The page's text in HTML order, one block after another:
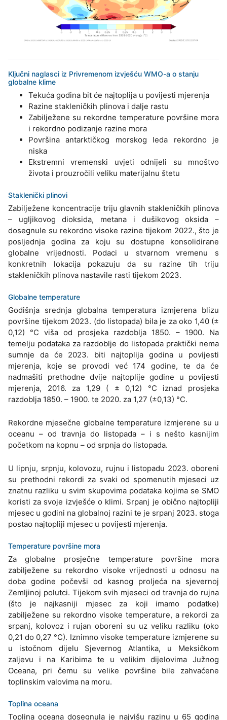
Ključni naglasci iz Privremenom izvješću WMO-a o stanju
globalne klime
Tekuća godina bit će najtoplija u povijesti mjerenja
Razine stakleničkih plinova i dalje rastu
Zabilježene su rekordne temperature površine mora
i rekordno podizanje razine mora
Površina antarktičkog morskog leda rekordno je
niska
Ekstremni vremenski uvjeti odnijeli su mnoštvo
života i prouzročili veliku materijalnu štetu
Staklenički plinovi
Zabilježene koncentracije triju glavnih stakleničkih plinova
– ugljikovog dioksida, metana i dušikovog oksida –
dosegnule su rekordno visoke razine tijekom 2022., što je
posljednja godina za koju su dostupne konsolidirane
globalne vrijednosti. Podaci u stvarnom vremenu s
konkretnih lokacija pokazuju da su razine tih triju
stakleničkih plinova nastavile rasti tijekom 2023.
Globalne temperature
Godišnja srednja globalna temperatura izmjerena blizu
površine tijekom 2023. (do listopada) bila je za oko 1,40 (±
0,12) °C viša od prosjeka razdoblja 1850. – 1900. Na
temelju podataka za razdoblje do listopada praktički nema
sumnje da će 2023. biti najtoplija godina u povijesti
mjerenja, koje se provodi već 174 godine, te da će
nadmašiti prethodne dvije najtoplije godine u povijesti
mjerenja, 2016. za 1,29 ( ± 0,12) °C iznad prosjeka
razdoblja 1850. – 1900. te 2020. za 1,27 (±0,13) °C.
Rekordne mjesečne globalne temperature izmjerene su u
oceanu – od travnja do listopada – i s nešto kasnijim
početkom na kopnu – od srpnja do listopada.
U lipnju, srpnju, kolovozu, rujnu i listopadu 2023. oboreni
su prethodni rekordi za svaki od spomenutih mjeseci uz
znatnu razliku u svim skupovima podataka kojima se SMO
koristi za svoje izvješće o klimi. Srpanj je obično najtopliji
mjesec u godini na globalnoj razini te je srpanj 2023. stoga
postao najtopliji mjesec u povijesti mjerenja.
Temperature površine mora
Za globalne prosječne temperature površine mora
zabilježene su rekordno visoke vrijednosti u odnosu na
doba godine počevši od kasnog proljeća na sjevernoj
Zemljinoj polutci. Tijekom svih mjeseci od travnja do rujna
(što je najkasniji mjesec za koji imamo podatke)
zabilježene su rekordno visoke temperature, a rekordi za
srpanj, kolovoz i rujan oboreni su uz veliku razliku (oko
0,21 do 0,27 °C). Iznimno visoke temperature izmjerene su
u istočnom dijelu Sjevernog Atlantika, u Meksičkom
zaljevu i na Karibima te u velikim dijelovima Južnog
Oceana, pri čemu su velike površine bile zahvaćene
toplinskim valovima na moru.
Toplina oceana
Toplina oceana dosegnula je najvišu razinu u 65 godina